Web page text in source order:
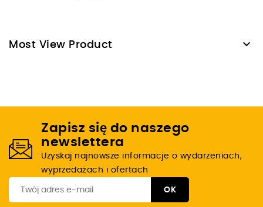
Most View Product 
Zapisz się do naszego
newslettera
Uzyskaj najnowsze informacje o wydarzeniach,
wyprzedażach i ofertach